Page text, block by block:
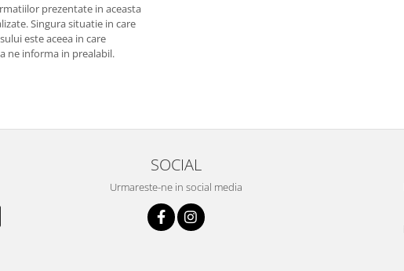
prezentate in aceasta
Singura situatie in care
este aceea in care
ne informa in prealabil.
SOCIAL
Urmareste-ne in social media